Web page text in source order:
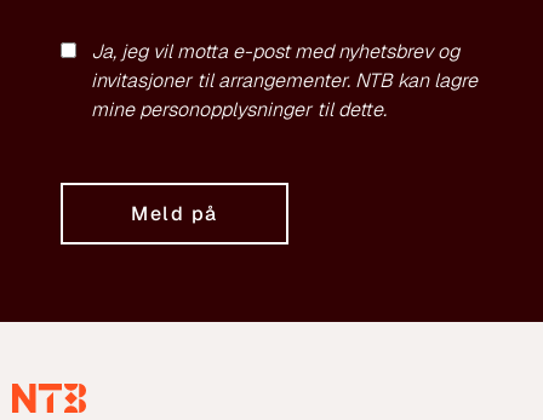
Ja, jeg vil motta e-post med nyhetsbrev og
invitasjoner til arrangementer. NTB kan lagre
mine personopplysninger til dette.
Meld på